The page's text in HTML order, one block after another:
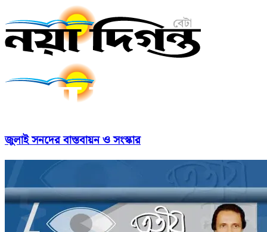
জুলাই সনদের বাস্তবায়ন ও সংস্কার